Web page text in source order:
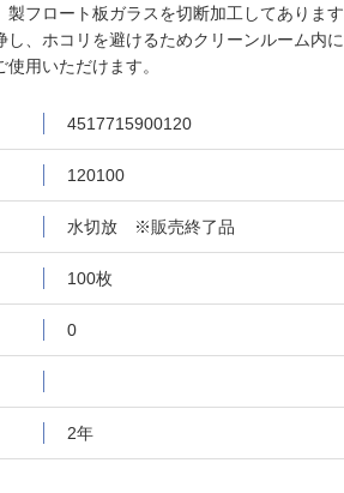
製フロート板ガラスを切断加工してあります
し、ホコリを避けるためクリーンルーム内
用いただけます。
4517715900120
120100
水切放 ※販売終了品
100枚
0
2年